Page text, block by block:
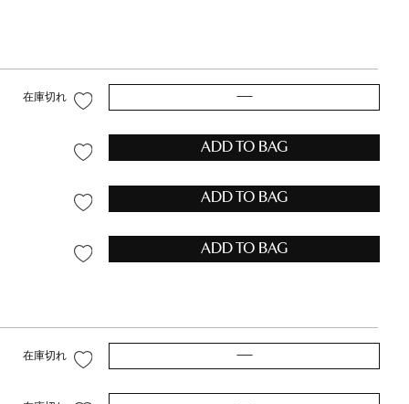
在庫切れ —
ADD TO BAG
ADD TO BAG
ADD TO BAG
在庫切れ —